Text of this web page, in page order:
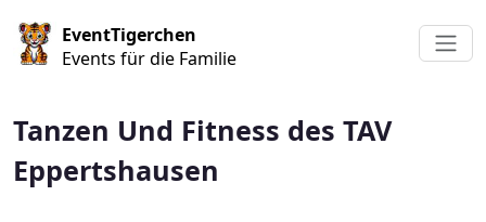
EventTigerchen
Events für die Familie
Tanzen Und Fitness des TAV
Eppertshausen